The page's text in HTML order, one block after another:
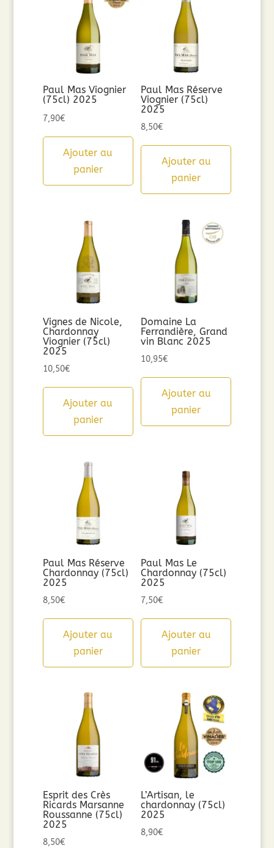
Paul Mas Viognier
(75cl) 2025
7,90€
Ajouter au
panier
Paul Mas Réserve
Viognier (75cl)
2025
8,50€
Ajouter au
panier
Vignes de Nicole,
Chardonnay
Viognier (75cl)
2025
10,50€
Ajouter au
panier
Domaine La
Ferrandière, Grand
vin Blanc 2025
10,95€
Ajouter au
panier
Paul Mas Réserve
Chardonnay (75cl)
2025
8,50€
Ajouter au
panier
Paul Mas Le
Chardonnay (75cl)
2025
7,50€
Ajouter au
panier
Esprit des Crès
Ricards Marsanne
Roussanne (75cl)
2025
8,50€
L’Artisan, le
chardonnay (75cl)
2025
8,90€